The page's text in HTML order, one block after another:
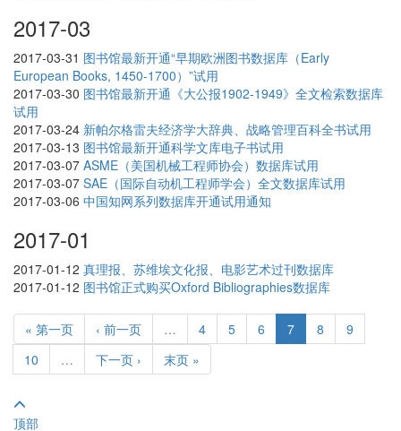
2017-03
2017-03-31 图书馆最新开通“早期欧洲图书数据库（Early
European Books, 1450-1700）”试用
2017-03-30 图书馆最新开通《大公报1902-1949》全文检索数据库
试用
2017-03-24 新帕尔格雷夫经济学大辞典、战略管理百科全书试用
2017-03-13 图书馆最新开通科学文库电子书试用
2017-03-07 ASME（美国机械工程师协会）数据库试用
2017-03-07 SAE（国际自动机工程师学会）全文数据库试用
2017-03-06 中国知网系列数据库开通试用通知
2017-01
2017-01-12 真理报、苏维埃文化报、电影艺术过刊数据库
2017-01-12 图书馆正式购买Oxford Bibliographies数据库
« 第一页 ‹ 前一页 … 4 5 6 7 8
9
10
… 下一页 › 末页 »
顶部